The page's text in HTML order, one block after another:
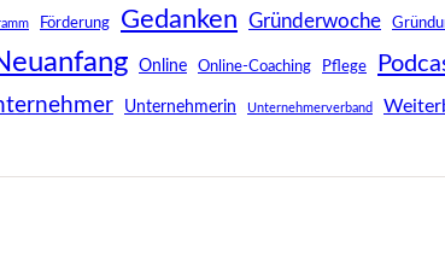
Förderung Gedanken Gründerwoche
Online Online-Coaching Pflege
Unternehmerin Unternehmerverband